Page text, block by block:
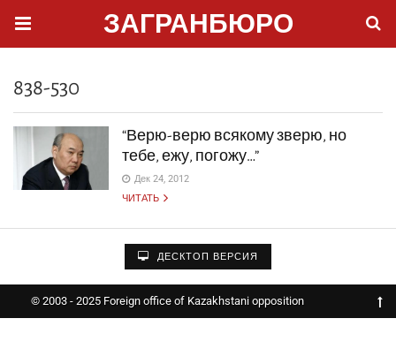
ЗАГРАНБЮРО
838-530
“Верю-верю всякому зверю, но
тебе, ежу, погожу…”
Дек 24, 2012
ЧИТАТЬ
ДЕСКТОП ВЕРСИЯ
© 2003 - 2025 Foreign office of Kazakhstani opposition